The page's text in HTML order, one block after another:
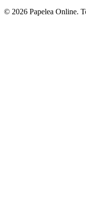
© 2026 Papelea Online.